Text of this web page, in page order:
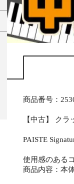
商品番号：
【中古】 クラ
PAISTE
使用感のある
商品内容：本